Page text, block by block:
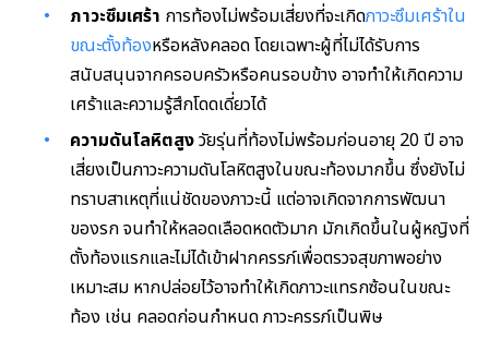
ภาวะซึมเศร้า การท้องไม่พร้อมเสี่ยงที่จะเกิดภาวะซึมเศร้าใน
ขณะตั้งท้องหรือหลังคลอด โดยเฉพาะผู้ที่ไม่ได้รับการ
สนับสนุนจากครอบครัวหรือคนรอบข้าง อาจทำให้เกิดความ
เศร้าและความรู้สึกโดดเดี่ยวได้
ความดันโลหิตสูงวัยรุ่นที่ท้องไม่พร้อมก่อนอายุ 20 ปี อาจ
เสี่ยงเป็นภาวะความดันโลหิตสูงในขณะท้องมากขึ้น ซึ่งยังไม่
ทราบสาเหตุที่แน่ชัดของภาวะนี้ แต่อาจเกิดจากการพัฒนา
ของรก จนทำให้หลอดเลือดหดตัวมาก มักเกิดขึ้นในผู้หญิงที่
ตั้งท้องแรกและไม่ได้เข้าฝากครรภ์เพื่อตรวจสุขภาพอย่าง
เหมาะสม หากปล่อยไว้อาจทำให้เกิดภาวะแทรกซ้อนในขณะ
ท้อง เช่น คลอดก่อนกำหนด ภาวะครรภ์เป็นพิษ